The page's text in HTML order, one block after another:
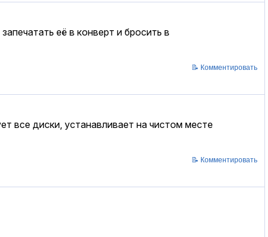
её в конверт и бросить в
📝 Комментировать
все диски, устанавливает на чистом месте
📝 Комментировать